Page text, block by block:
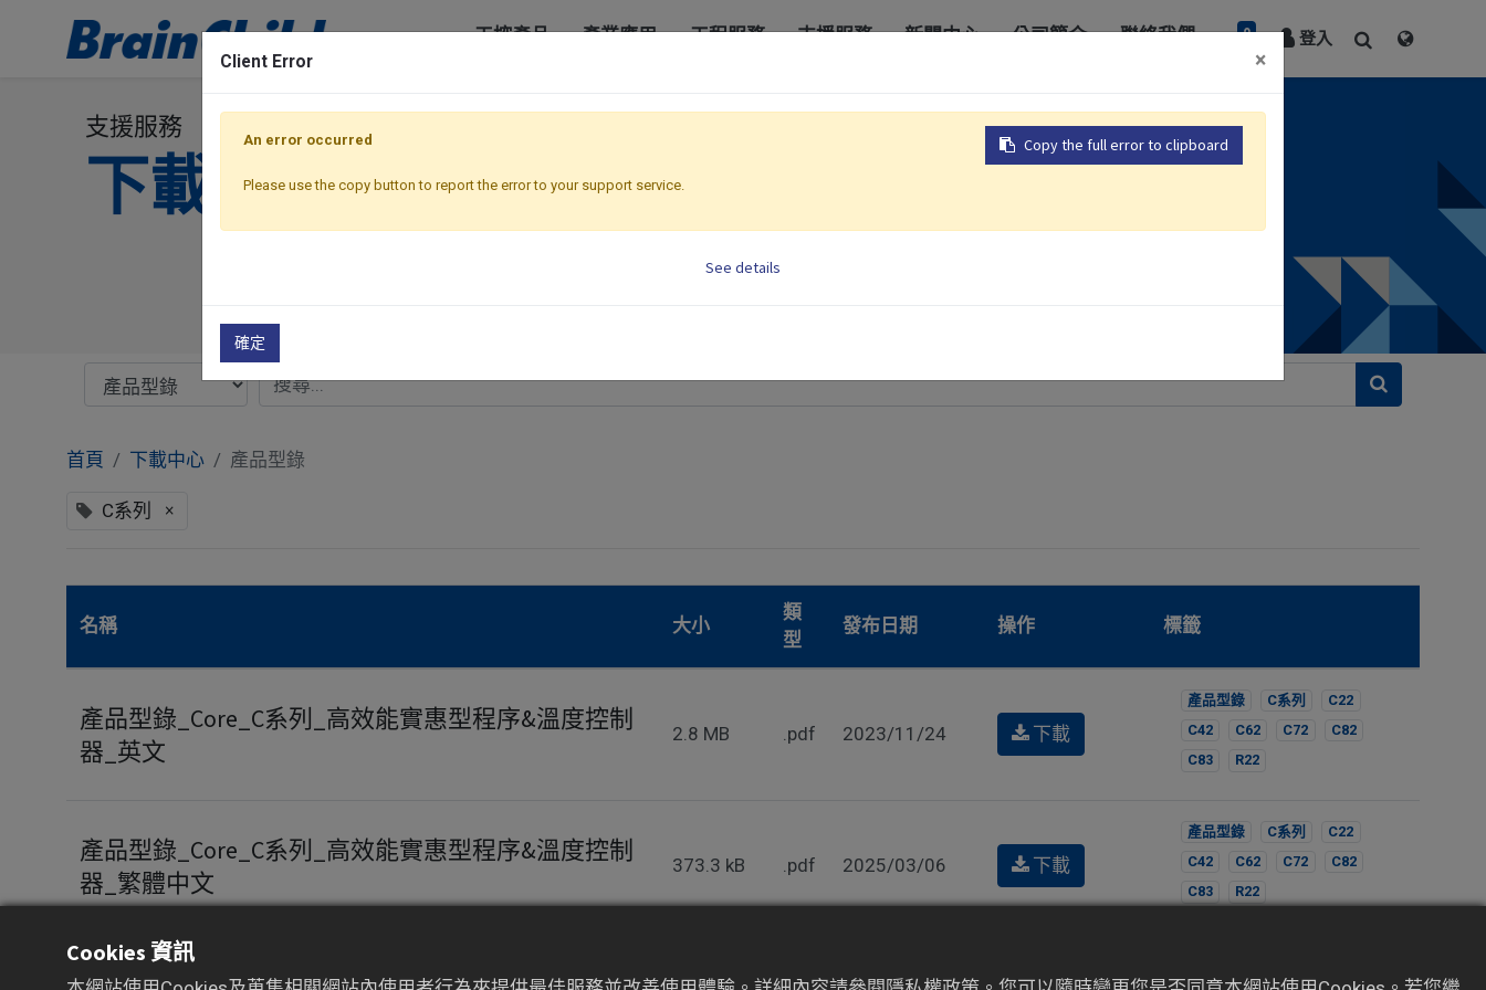
工控產品 產業應用 工程服務 支援服務 新聞中心 公司簡介 聯絡我們 0 登入
支援服務
下載專區
首頁 下載中心 產品型錄
C系列 ×
名稱 大小
類
型
發布日期 操作 標籤
產品型錄_Core_C系列_高效能實惠型程序&溫度控制
器_英文
2.8 MB .pdf 2023/11/24 下載
產品型錄 C系列
C22
C42
C62 C72
C82
C83
R22
產品型錄_Core_C系列_高效能實惠型程序&溫度控制
器_繁體中文
373.3 kB .pdf 2025/03/06 下載
產品型錄 C系列
C22
C42
C62 C72
C82
C83
R22
Cookies 資訊
Client Error ×
Copy the full error to clipboard
An error occurred
Please use the copy button to report the error to your support service.
See details
確定